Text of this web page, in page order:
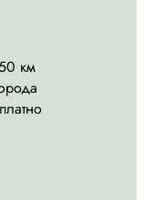
км